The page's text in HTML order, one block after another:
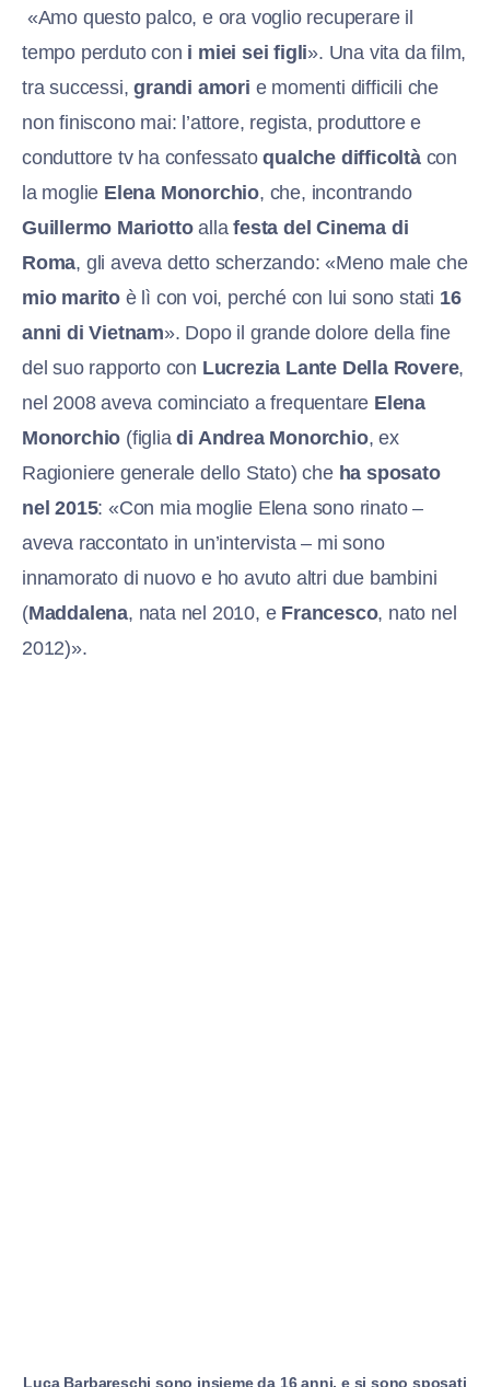
«Amo questo palco, e ora voglio recuperare il
tempo perduto con i miei sei figli». Una vita da film,
tra successi,grandi amori e momenti difficili che
non finiscono mai: l’attore, regista, produttore e
conduttore tv ha confessatoqualche difficoltàcon
la moglie Elena Monorchio, che, incontrando
Guillermo Mariottoallafesta del Cinema di
Roma, gli aveva detto scherzando: «Meno male che
mio marito è lì con voi, perché con lui sono stati 16
anni di Vietnam». Dopo il grande dolore della fine
del suo rapporto con Lucrezia Lante Della Rovere,
nel 2008 aveva cominciato a frequentare Elena
Monorchio (figliadi Andrea Monorchio, ex
Ragioniere generale dello Stato) che ha sposato
nel 2015: «Con mia moglie Elena sono rinato –
aveva raccontato in un’intervista – mi sono
innamorato di nuovo e ho avuto altri due bambini
(Maddalena, nata nel 2010, e Francesco, nato nel
2012)».
Luca Barbareschi sono insieme da 16 anni, e si sono sposati